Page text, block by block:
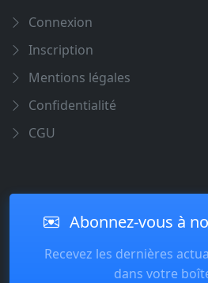
Connexion
Inscription
Mentions légales
Confidentialité
CGU
Abonnez-vous à
Recevez les dernières
dans votre